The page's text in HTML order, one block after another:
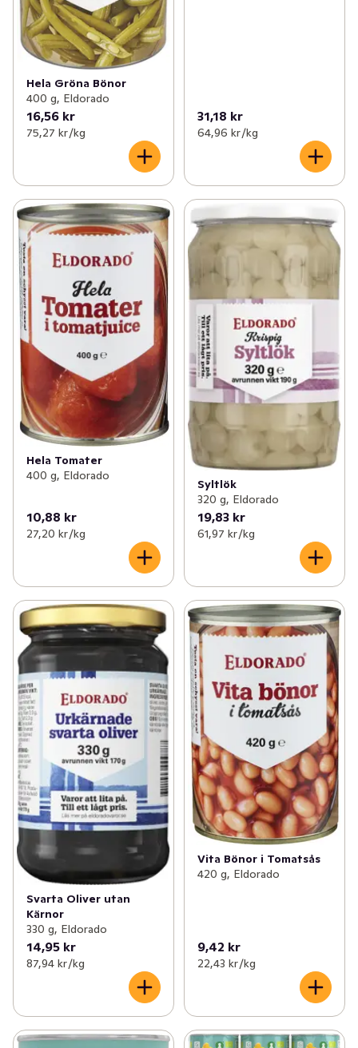
Hela Gröna Bönor
400 g, Eldorado
16,56 kr
75,27 kr /kg
31,18 kr
64,96 kr /kg
Hela Tomater
400 g, Eldorado
10,88 kr
27,20 kr /kg
Syltlök
320 g, Eldorado
19,83 kr
61,97 kr /kg
Svarta Oliver utan
Kärnor
330 g, Eldorado
14,95 kr
87,94 kr /kg
Vita Bönor i Tomatsås
420 g, Eldorado
9,42 kr
22,43 kr /kg